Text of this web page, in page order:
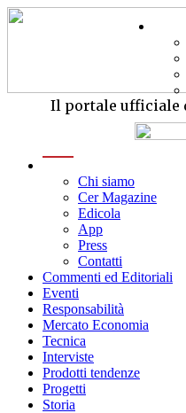
Il portale ufficiale
Chi siamo
Cer Magazine
Edicola
App
Press
Contatti
Commenti ed Editoriali
Eventi
Responsabilità
Mercato Economia
Tecnica
Interviste
Prodotti tendenze
Progetti
Storia